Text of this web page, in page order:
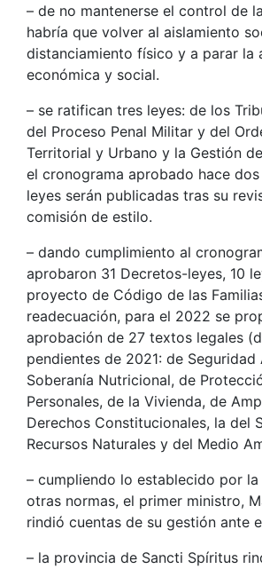
– de no mantenerse el control de
habría que volver al aislamiento
distanciamiento físico y a parar la
económica y social.
– se ratifican tres leyes: de los
del Proceso Penal Militar y del
Territorial y Urbano y la Gestión
el cronograma aprobado hace
leyes serán publicadas tras su
comisión de estilo.
– dando cumplimiento al
aprobaron 31 Decretos-leyes, 10
proyecto de Código de las
readecuación, para el 2022 se
aprobación de 27 textos legales
pendientes de 2021: de Seguridad
Soberanía Nutricional, de
Personales, de la Vivienda, de
Derechos Constitucionales, la del
Recursos Naturales y del Medio
– cumpliendo lo establecido por
otras normas, el primer ministro,
rindió cuentas de su gestión ante
– la provincia de Sancti Spíritus